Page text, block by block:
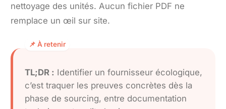
nettoyage des unités. Aucun fichier PDF ne
remplace un œil sur site.
TL;DR : Identifier un fournisseur écologique,
c’est traquer les preuves concrètes dès la
phase de sourcing, entre documentation